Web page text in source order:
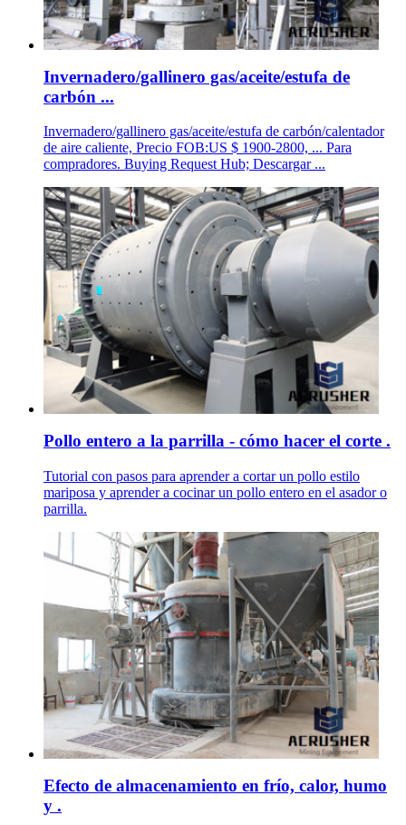
Invernadero/gallinero gas/aceite/estufa de
carbón ...
Invernadero/gallinero gas/aceite/estufa de carbón/calentador
de aire caliente, Precio FOB:US $ 1900-2800, ... Para
compradores. Buying Request Hub; Descargar ...
Pollo entero a la parrilla - cómo hacer el corte .
Tutorial con pasos para aprender a cortar un pollo estilo
mariposa y aprender a cocinar un pollo entero en el asador o
parrilla.
Efecto de almacenamiento en frío, calor, humo
y .